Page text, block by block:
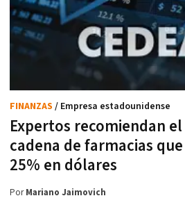
Expertos recomiendan el
cadena de farmacias
25% en dólares
FINANZAS / Empresa estadounidense
PorMariano Jaimovich